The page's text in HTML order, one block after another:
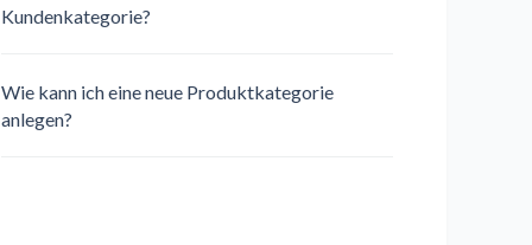
Kundenkategorie?
Wie kann ich eine neue Produktkategorie
anlegen?